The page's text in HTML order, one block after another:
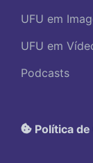
UFU em
UFU em
Podcasts
Política